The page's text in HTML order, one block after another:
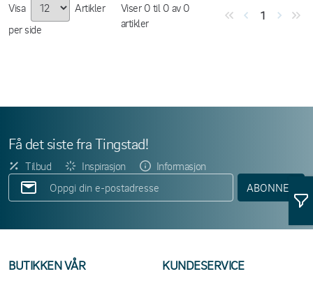
Visa
Artikler
per side
Viser 0 til 0 av 0
artikler
1
Få det siste fra Tingstad!
Tilbud Inspirasjon
Informasjon
ABONNER
BUTIKKEN VÅR
KUNDESERVICE